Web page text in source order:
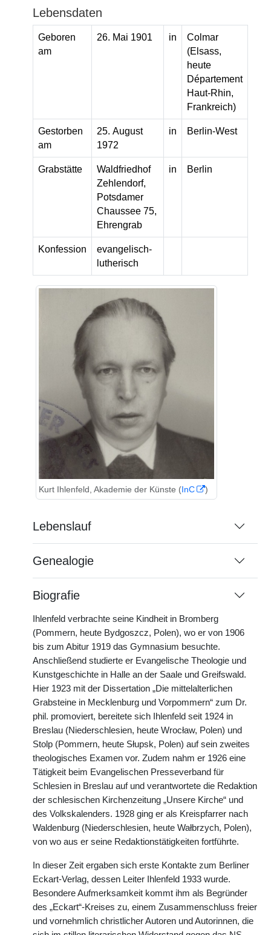
Lebensdaten
Geboren
am
26. Mai 1901 in
Colmar
(Elsass,
heute
Département
Haut-Rhin,
Frankreich)
Gestorben
am
25. August
1972
in Berlin-West
Grabstätte
Waldfriedhof
Zehlendorf,
Potsdamer
Chaussee 75,
Ehrengrab
in Berlin
Konfession
evangelisch-
lutherisch
Kurt Ihlenfeld, Akademie der Künste (InC )
Lebenslauf
Genealogie
Biografie
Ihlenfeld verbrachte seine Kindheit in Bromberg
(Pommern, heute Bydgoszcz, Polen), wo er von 1906
bis zum Abitur 1919 das Gymnasium besuchte.
Anschließend studierte er Evangelische Theologie und
Kunstgeschichte in Halle an der Saale und Greifswald.
Hier 1923 mit der Dissertation „Die mittelalterlichen
Grabsteine in Mecklenburg und Vorpommern“ zum Dr.
phil. promoviert, bereitete sich Ihlenfeld seit 1924 in
Breslau (Niederschlesien, heute Wrocław, Polen) und
Stolp (Pommern, heute Słupsk, Polen) auf sein zweites
theologisches Examen vor. Zudem nahm er 1926 eine
Tätigkeit beim Evangelischen Presseverband für
Schlesien in Breslau auf und verantwortete die Redaktion
der schlesischen Kirchenzeitung „Unsere Kirche“ und
des Volkskalenders. 1928 ging er als Kreispfarrer nach
Waldenburg (Niederschlesien, heute Wałbrzych, Polen),
von wo aus er seine Redaktionstätigkeiten fortführte.
In dieser Zeit ergaben sich erste Kontakte zum Berliner
Eckart-Verlag, dessen Leiter Ihlenfeld 1933 wurde.
Besondere Aufmerksamkeit kommt ihm als Begründer
des „Eckart“-Kreises zu, einem Zusammenschluss freier
und vornehmlich christlicher Autoren und Autorinnen, die